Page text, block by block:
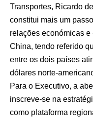
Transportes, Ricardo
constitui mais um
relações económicas
China, tendo referido
entre os dois países
dólares norte-
Para o Executivo, a
inscreve-se na
como plataforma